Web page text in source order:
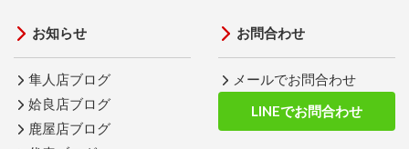
お知らせ
隼人店ブログ
姶良店ブログ
鹿屋店ブログ
お問合わせ
メールでお問合わせ
LINEでお問合わせ